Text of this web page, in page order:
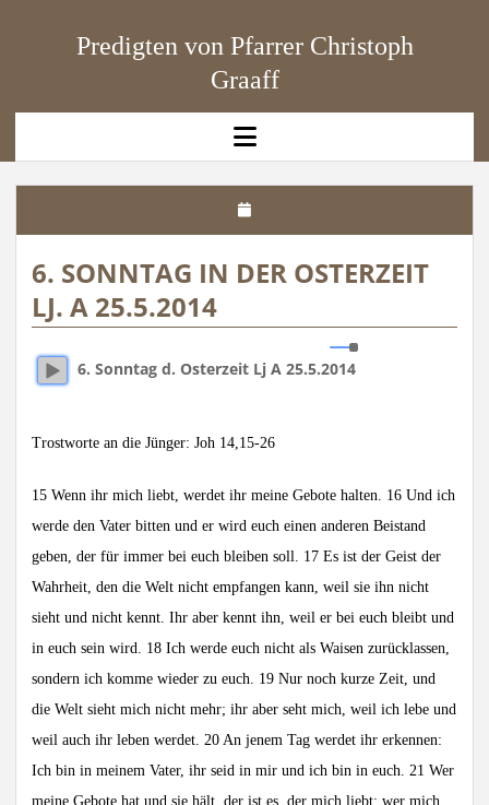
Predigten von Pfarrer Christoph
Graaff
open
menu
6. SONNTAG IN DER OSTERZEIT
LJ. A 25.5.2014
6. Sonntag d. Osterzeit Lj A 25.5.2014
Trostworte an die Jünger: Joh 14,15-26
15 Wenn ihr mich liebt, werdet ihr meine Gebote halten. 16 Und ich
werde den Vater bitten und er wird euch einen anderen Beistand
geben, der für immer bei euch bleiben soll. 17 Es ist der Geist der
Wahrheit, den die Welt nicht empfangen kann, weil sie ihn nicht
sieht und nicht kennt. Ihr aber kennt ihn, weil er bei euch bleibt und
in euch sein wird. 18 Ich werde euch nicht als Waisen zurücklassen,
sondern ich komme wieder zu euch. 19 Nur noch kurze Zeit, und
die Welt sieht mich nicht mehr; ihr aber seht mich, weil ich lebe und
weil auch ihr leben werdet. 20 An jenem Tag werdet ihr erkennen:
Ich bin in meinem Vater, ihr seid in mir und ich bin in euch. 21 Wer
meine Gebote hat und sie hält, der ist es, der mich liebt; wer mich